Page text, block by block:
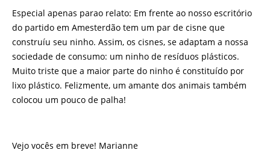
Especial apenas parao relato: Em frente ao nosso escritório
do partido em Amesterdão tem um par de cisne que
construíu seu ninho. Assim, os cisnes, se adaptam a nossa
sociedade de consumo: um ninho de resíduos plásticos.
Muito triste que a maior parte do ninho é constituído por
lixo plástico. Felizmente, um amante dos animais também
colocou um pouco de palha!
Vejo vocês em breve! Marianne